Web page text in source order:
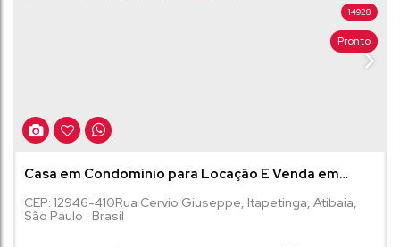
14928
Pronto
Casa em Condomínio para Locação E Venda em
Atibaia - Linda - 3 Suítes - Piscina e Área Gourmet
Privativas - 100M da Al. Lucas
CEP: 12946-410Rua Cervio Giuseppe, Itapetinga, Atibaia,
São Paulo
Brasil